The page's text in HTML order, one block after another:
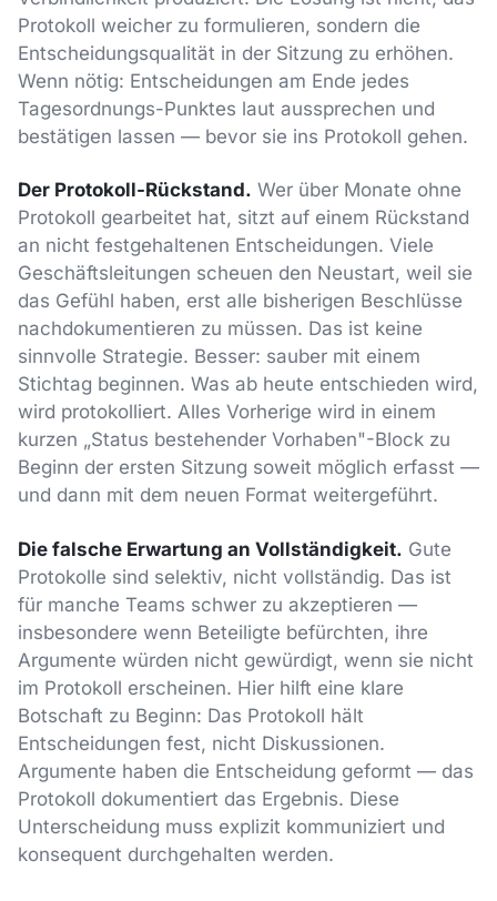
Protokoll weicher zu formulieren, sondern die
Entscheidungsqualität in der Sitzung zu erhöhen.
Wenn nötig: Entscheidungen am Ende jedes
Tagesordnungs-Punktes laut aussprechen und
bestätigen lassen — bevor sie ins Protokoll gehen.
Der Protokoll-Rückstand. Wer über Monate ohne
Protokoll gearbeitet hat, sitzt auf einem Rückstand
an nicht festgehaltenen Entscheidungen. Viele
Geschäftsleitungen scheuen den Neustart, weil sie
das Gefühl haben, erst alle bisherigen Beschlüsse
nachdokumentieren zu müssen. Das ist keine
sinnvolle Strategie. Besser: sauber mit einem
Stichtag beginnen. Was ab heute entschieden wird,
wird protokolliert. Alles Vorherige wird in einem
kurzen „Status bestehender Vorhaben"-Block zu
Beginn der ersten Sitzung soweit möglich erfasst —
und dann mit dem neuen Format weitergeführt.
Die falsche Erwartung an Vollständigkeit. Gute
Protokolle sind selektiv, nicht vollständig. Das ist
für manche Teams schwer zu akzeptieren —
insbesondere wenn Beteiligte befürchten, ihre
Argumente würden nicht gewürdigt, wenn sie nicht
im Protokoll erscheinen. Hier hilft eine klare
Botschaft zu Beginn: Das Protokoll hält
Entscheidungen fest, nicht Diskussionen.
Argumente haben die Entscheidung geformt — das
Protokoll dokumentiert das Ergebnis. Diese
Unterscheidung muss explizit kommuniziert und
konsequent durchgehalten werden.